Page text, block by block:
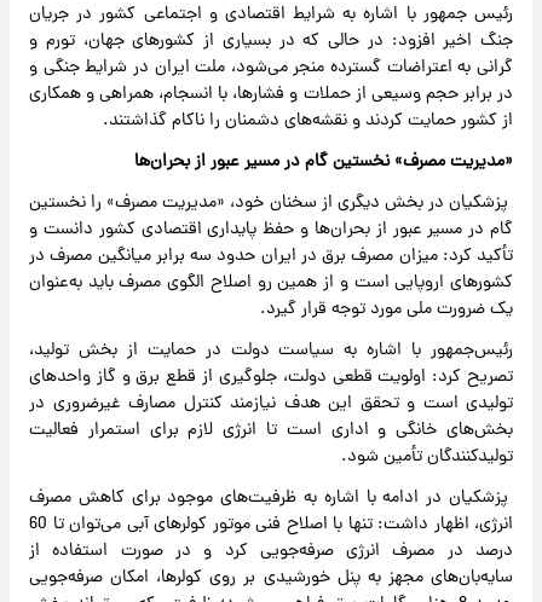
رئیس جمهور با اشاره به شرایط اقتصادی و اجتماعی کشور در جریان
جنگ اخیر افزود: در حالی که در بسیاری از کشورهای جهان، تورم و
گرانی به اعتراضات گسترده منجر می‌شود، ملت ایران در شرایط جنگی و
در برابر حجم وسیعی از حملات و فشارها، با انسجام، همراهی و همکاری
از کشور حمایت کردند و نقشه‌های دشمنان را ناکام گذاشتند.
«مدیریت مصرف» نخستین گام در مسیر عبور از بحران‌ها
پزشکیان در بخش دیگری از سخنان خود، «مدیریت مصرف» را نخستین
گام در مسیر عبور از بحران‌ها و حفظ پایداری اقتصادی کشور دانست و
تأکید کرد: میزان مصرف برق در ایران حدود سه برابر میانگین مصرف در
کشورهای اروپایی است و از همین رو اصلاح الگوی مصرف باید به‌عنوان
یک ضرورت ملی مورد توجه قرار گیرد.
رئیس‌جمهور با اشاره به سیاست دولت در حمایت از بخش تولید،
تصریح کرد: اولویت قطعی دولت، جلوگیری از قطع برق و گاز واحدهای
تولیدی است و تحقق این هدف نیازمند کنترل مصارف غیرضروری در
بخش‌های خانگی و اداری است تا انرژی لازم برای استمرار فعالیت
تولیدکنندگان تأمین شود.
پزشکیان در ادامه با اشاره به ظرفیت‌های موجود برای کاهش مصرف
انرژی، اظهار داشت: تنها با اصلاح فنی موتور کولرهای آبی می‌توان تا 60
درصد در مصرف انرژی صرفه‌جویی کرد و در صورت استفاده از
سایه‌بان‌های مجهز به پنل خورشیدی بر روی کولرها، امکان صرفه‌جویی